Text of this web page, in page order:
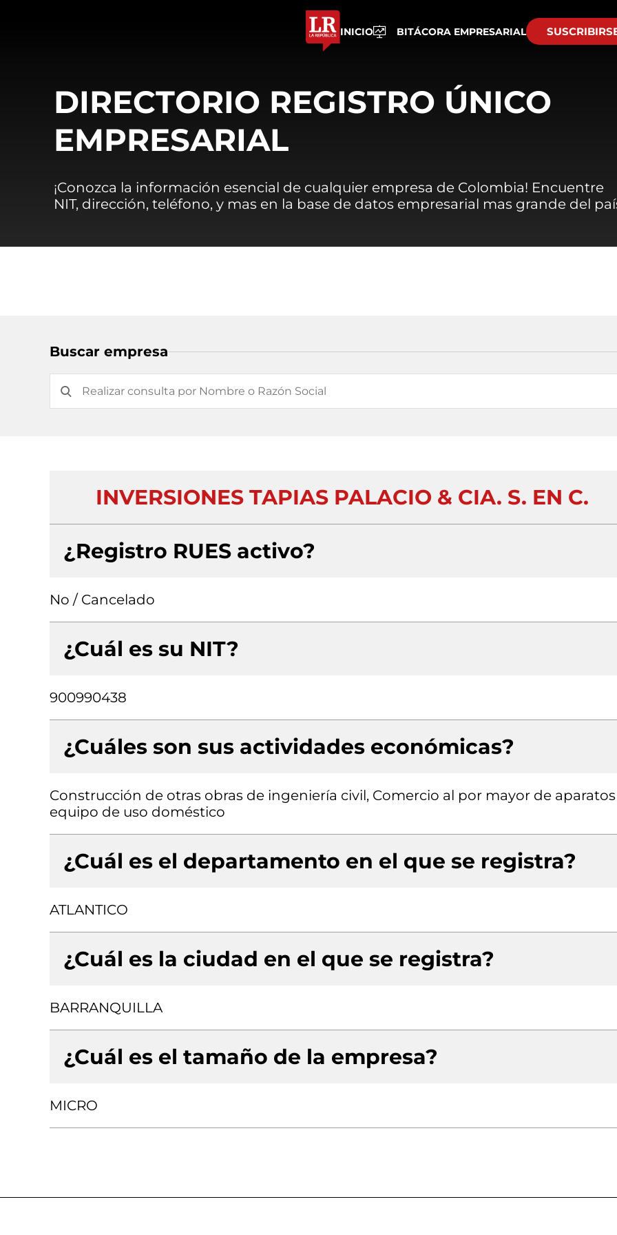
INICIO BITÁCORA EMPRESARIAL
DIRECTORIO REGISTRO ÚNICO
EMPRESARIAL
¡Conozca la información esencial de cualquier empresa de Colombia! Encuentre
NIT, dirección, teléfono, y mas en la base de datos empresarial mas grande del
Buscar empresa
INVERSIONES TAPIAS PALACIO & CIA. S. EN C.
¿Registro RUES activo?
No / Cancelado
¿Cuál es su NIT?
900990438
¿Cuáles son sus actividades económicas?
Construcción de otras obras de ingeniería civil, Comercio al por mayor de
equipo de uso doméstico
¿Cuál es el departamento en el que se registra?
ATLANTICO
¿Cuál es la ciudad en el que se registra?
BARRANQUILLA
¿Cuál es el tamaño de la empresa?
MICRO